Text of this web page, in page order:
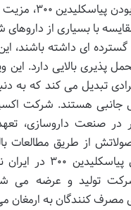
ویژگی گیاهی
با بسیاری از
ای داشته باشند،
پذیری بالایی دارد. این
تبدیل می کند که به
جانبی هستند. شرکت
در صنعت داروسازی،
از طریق مطالعات
است. کپسول
تولید و عرضه می
مصرف کنندگان به ارمغان